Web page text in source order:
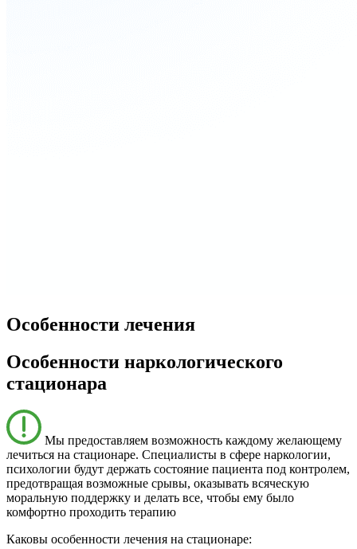
Особенности лечения
Особенности наркологического
стационара
Мы предоставляем возможность каждому желающему
лечиться на стационаре. Специалисты в сфере наркологии,
психологии будут держать состояние пациента под контролем,
предотвращая возможные срывы, оказывать всяческую
моральную поддержку и делать все, чтобы ему было
комфортно проходить терапию
Каковы особенности лечения на стационаре: